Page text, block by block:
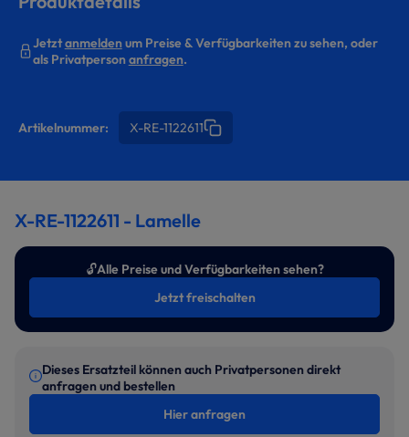
Jetztanmeldenum Preise & Verfügbarkeiten zu sehen, oder
als Privatpersonanfragen.
Artikelnummer: X-RE-1122611
X-RE-1122611 - Lamelle
🔓Alle Preise und Verfügbarkeiten sehen?
Jetzt freischalten
Dieses Ersatzteil können auch Privatpersonen direkt
anfragen und bestellen
Hier anfragen